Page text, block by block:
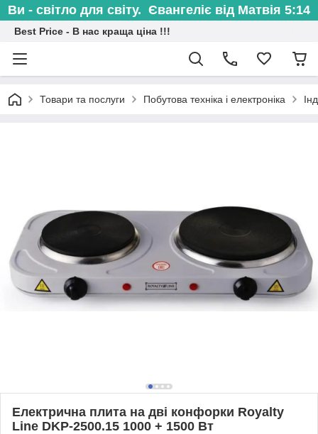
Ви - світло для світу. Євангеліє від Матвія 5:14
Best Price - В нас краща ціна !!!
Товари та послуги Побутова техніка і електроніка
Електрична плита на дві конфорки Royalty
Line DKP-2500.15 1000 + 1500 Вт